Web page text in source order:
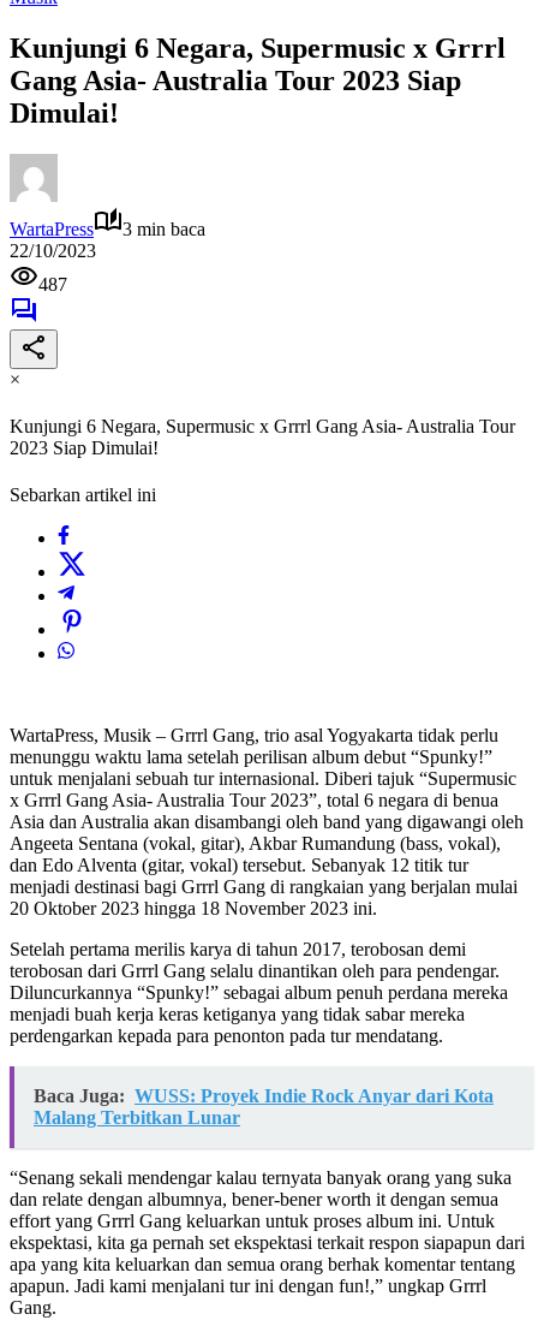
Kunjungi 6 Negara, Supermusic x Grrrl
Gang Asia- Australia Tour 2023 Siap
Dimulai!
WartaPress
3 min baca
22/10/2023
487
×
Kunjungi 6 Negara, Supermusic x Grrrl Gang Asia- Australia Tour
2023 Siap Dimulai!
Sebarkan artikel ini
WartaPress, Musik – Grrrl Gang, trio asal Yogyakarta tidak perlu
menunggu waktu lama setelah perilisan album debut “Spunky!”
untuk menjalani sebuah tur internasional. Diberi tajuk “Supermusic
x Grrrl Gang Asia- Australia Tour 2023”, total 6 negara di benua
Asia dan Australia akan disambangi oleh band yang digawangi oleh
Angeeta Sentana (vokal, gitar), Akbar Rumandung (bass, vokal),
dan Edo Alventa (gitar, vokal) tersebut. Sebanyak 12 titik tur
menjadi destinasi bagi Grrrl Gang di rangkaian yang berjalan mulai
20 Oktober 2023 hingga 18 November 2023 ini.
Setelah pertama merilis karya di tahun 2017, terobosan demi
terobosan dari Grrrl Gang selalu dinantikan oleh para pendengar.
Diluncurkannya “Spunky!” sebagai album penuh perdana mereka
menjadi buah kerja keras ketiganya yang tidak sabar mereka
perdengarkan kepada para penonton pada tur mendatang.
Baca Juga: WUSS: Proyek Indie Rock Anyar dari Kota
Malang Terbitkan Lunar
“Senang sekali mendengar kalau ternyata banyak orang yang suka
dan relate dengan albumnya, bener-bener worth it dengan semua
effort yang Grrrl Gang keluarkan untuk proses album ini. Untuk
ekspektasi, kita ga pernah set ekspektasi terkait respon siapapun dari
apa yang kita keluarkan dan semua orang berhak komentar tentang
apapun. Jadi kami menjalani tur ini dengan fun!,” ungkap Grrrl
Gang.